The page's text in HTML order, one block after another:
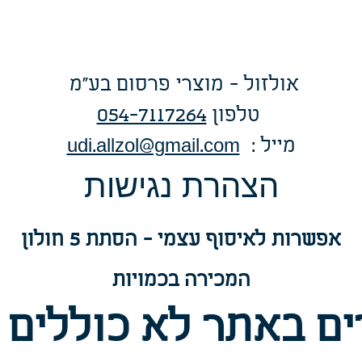
אולזול - מוצרי פרסום בע"מ
טלפון054-7117264
udi.allzol@gmail.com
: מייל
הצהרת נגישות
אפשרות לאיסוף עצמי - הסתת 5 חולון
המכירה בכמויות
באתר לא